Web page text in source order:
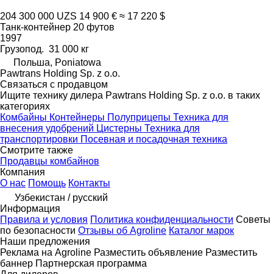
204 300 000 UZS 14 900 € ≈ 17 220 $
Танк-контейнер 20 футов
1997
Грузопод. 31 000 кг
Польша, Poniatowa
Pawtrans Holding Sp. z o.o.
Связаться с продавцом
Ищите технику дилера Pawtrans Holding Sp. z o.o. в таких
категориях
Комбайны Контейнеры Полуприцепы Техника для
внесения удобрений Цистерны Техника для
транспортировки Посевная и посадочная техника
Смотрите также
Продавцы комбайнов
Компания
О нас Помощь Контакты
Узбекистан / русский
Информация
Правила и условия Политика конфиденциальности Советы
по безопасности Отзывы об Agroline Каталог марок
Наши предложения
Реклама на Agroline Разместить объявление Разместить
баннер Партнерская программа